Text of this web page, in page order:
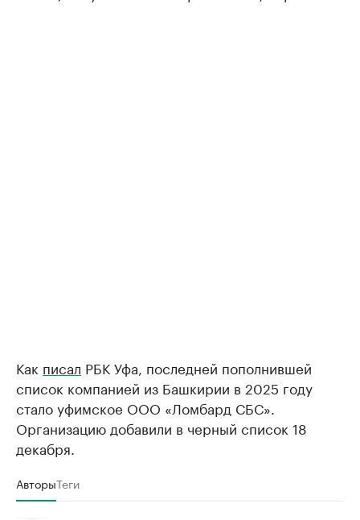
Как писал РБК Уфа, последней пополнившей
список компанией из Башкирии в 2025 году
стало уфимское ООО «Ломбард СБС».
Организацию добавили в черный список 18
декабря.
АвторыТеги